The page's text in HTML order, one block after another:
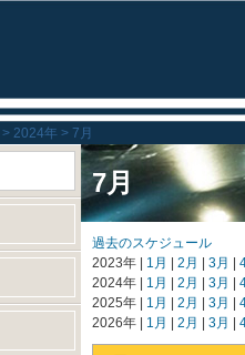
2024年 7月
7月
過去のスケジュール
2023年
1月 2月 3月
2024年
1月 2月 3月
2025年
1月 2月 3月
2026年
1月 2月 3月